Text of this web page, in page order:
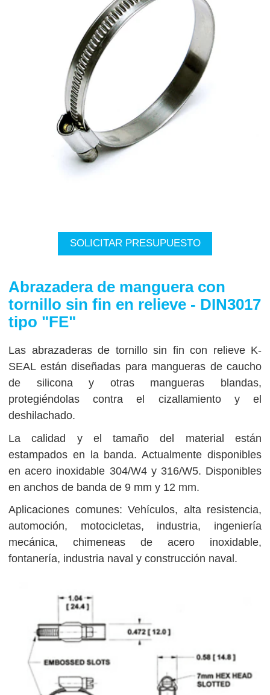
SOLICITAR PRESUPUESTO
Abrazadera de manguera con
tornillo sin fin en relieve - DIN3017
tipo "FE"
Las abrazaderas de tornillo sin fin con relieve K-
SEAL están diseñadas para mangueras de caucho
de silicona y otras mangueras blandas,
protegiéndolas contra el cizallamiento y el
deshilachado.
La calidad y el tamaño del material están
estampados en la banda. Actualmente disponibles
en acero inoxidable 304/W4 y 316/W5. Disponibles
en anchos de banda de 9 mm y 12 mm.
Aplicaciones comunes: Vehículos, alta resistencia,
automoción, motocicletas, industria, ingeniería
mecánica, chimeneas de acero inoxidable,
fontanería, industria naval y construcción naval.